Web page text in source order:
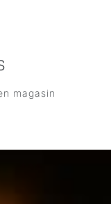
magasin